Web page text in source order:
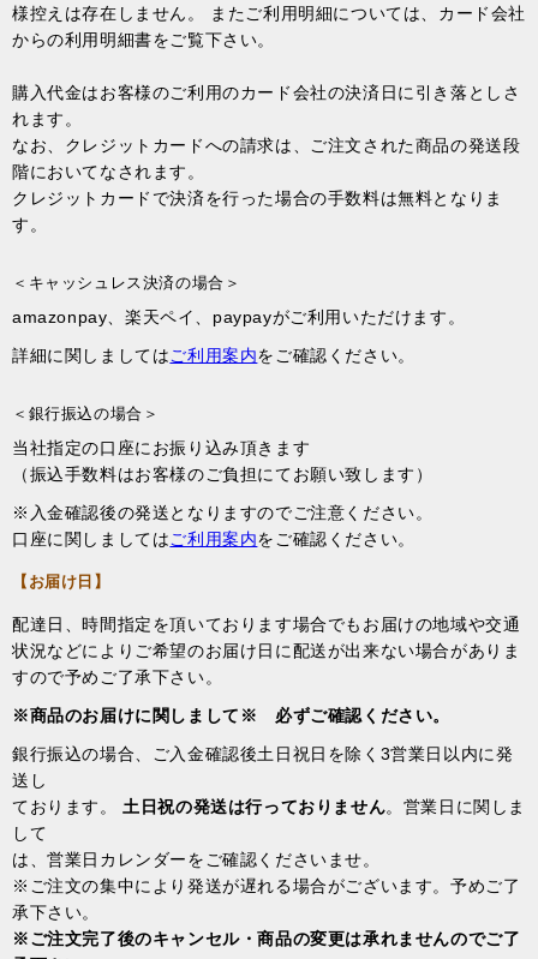
様控えは存在しません。 またご利用明細については、カード会社
からの利用明細書をご覧下さい。
購入代金はお客様のご利用のカード会社の決済日に引き落としさ
れます。
なお、クレジットカードへの請求は、ご注文された商品の発送段
階においてなされます。
クレジットカードで決済を行った場合の手数料は無料となりま
す。
＜キャッシュレス決済の場合＞
amazonpay、楽天ペイ、paypayがご利用いただけます。
詳細に関しましてはご利用案内をご確認ください。
＜銀行振込の場合＞
当社指定の口座にお振り込み頂きます
（振込手数料はお客様のご負担にてお願い致します）
※入金確認後の発送となりますのでご注意ください。
口座に関しましてはご利用案内をご確認ください。
【お届け日】
配達日、時間指定を頂いております場合でもお届けの地域や交通
状況などによりご希望のお届け日に配送が出来ない場合がありま
すので予めご了承下さい。
※商品のお届けに関しまして※ 必ずご確認ください。
銀行振込の場合、ご入金確認後土日祝日を除く3営業日以内に発
送し
ております。 土日祝の発送は行っておりません。営業日に関しま
して
は、営業日カレンダーをご確認くださいませ。
※ご注文の集中により発送が遅れる場合がございます。予めご了
承下さい。
※ご注文完了後のキャンセル・商品の変更は承れませんのでご了